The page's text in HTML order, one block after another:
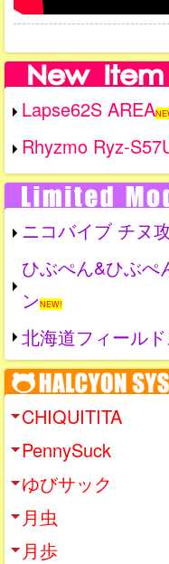
Lapse62S AREA
Rhyzmo Ryz-
ニコバイブ チヌ
ひぶぺん&ひぶぺ
ンNEW!
北海道フィール
CHIQUITITA
PennySuck
ゆびサック
月虫
月歩